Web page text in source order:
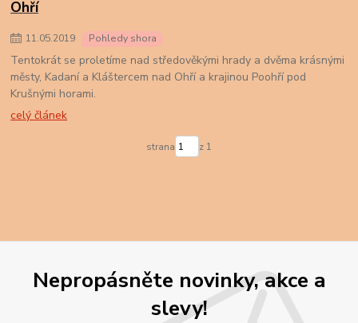
Ohří
11.05.2019 Pohledy shora
Tentokrát se proletíme nad středověkými hrady a dvěma krásnými
městy, Kadaní a Kláštercem nad Ohří a krajinou Poohří pod
Krušnými horami.
celý článek
strana z 1
Nepropásněte novinky, akce a
slevy!